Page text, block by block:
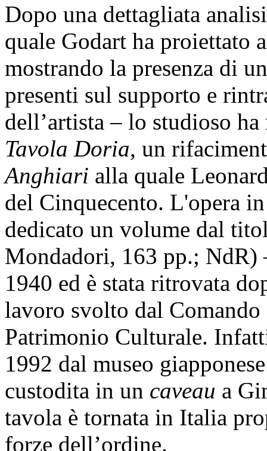
Dopo una dettagliata
quale Godart ha proiettato
mostrando la presenza di
presenti sul supporto e
dell’artista – lo studioso
Tavola Doria, un
Anghiari alla quale
del Cinquecento. L'opera
dedicato un volume dal
Mondadori, 163 pp.; NdR)
1940 ed è stata ritrovata
lavoro svolto dal
Patrimonio Culturale.
1992 dal museo
custodita in un caveau a
tavola è tornata in Italia
forze dell’ordine.